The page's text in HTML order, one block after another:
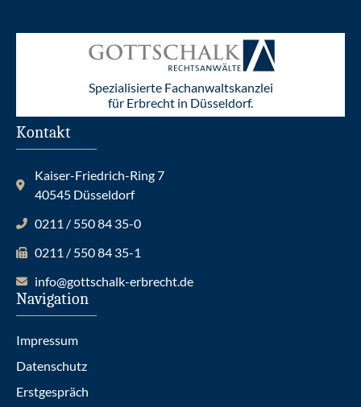
Spezialisierte Fachanwaltskanzlei
für Erbrecht in Düsseldorf.
Kontakt
Kaiser-Friedrich-Ring 7
40545 Düsseldorf
0211 / 550 84 35-0
0211 / 550 84 35-1
info@gottschalk-erbrecht.de
Navigation
Impressum
Datenschutz
Erstgespräch